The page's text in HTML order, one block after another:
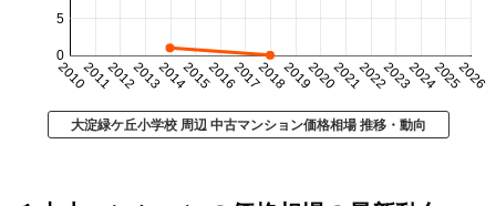
20102011201220132014201520162017201820192020202120222023202420252026
0
5
大淀緑ケ丘小学校 周辺 中古マンション価格相場 推移・動向